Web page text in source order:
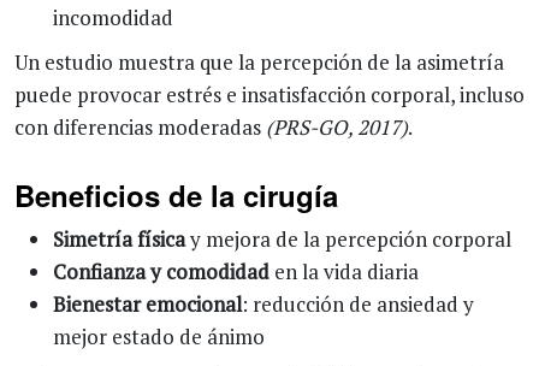
incomodidad
Un estudio muestra que la percepción de la asimetría
puede provocar estrés e insatisfacción corporal, incluso
con diferencias moderadas (PRS-GO, 2017).
Beneficios de la cirugía
Simetría físicay mejora de la percepción corporal
Confianza y comodidad en la vida diaria
Bienestar emocional: reducción de ansiedad y
mejor estado de ánimo